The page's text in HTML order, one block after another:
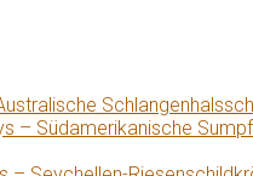
– Südamerikanische